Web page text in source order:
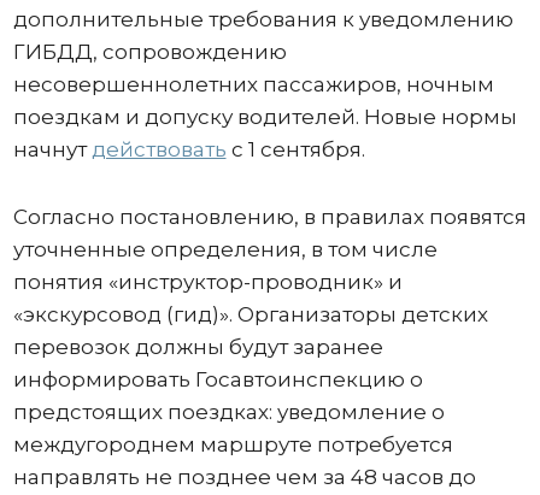
дополнительные требования к уведомлению
ГИБДД, сопровождению
несовершеннолетних пассажиров, ночным
поездкам и допуску водителей. Новые нормы
начнут действовать с 1 сентября.
Согласно постановлению, в правилах появятся
уточненные определения, в том числе
понятия «инструктор-проводник» и
«экскурсовод (гид)». Организаторы детских
перевозок должны будут заранее
информировать Госавтоинспекцию о
предстоящих поездках: уведомление о
междугороднем маршруте потребуется
направлять не позднее чем за 48 часов до